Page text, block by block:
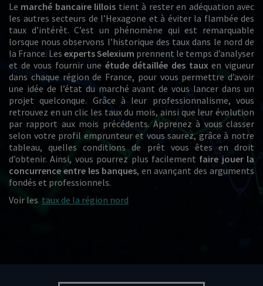
Le marché bancaire lillois tient à rester en adéquation avec
les autres secteurs de l’Hexagone et à éviter la flambée des
taux d’intérêt. C’est un phénomène qui est remarquable
lorsque nous observons l’historique des taux dans le nord de
la France. Les experts Selexium prennent le temps d’analyser
et de vous fournir une étude détaillée des taux en vigueur
dans chaque région de France, pour vous permettre d’avoir
une idée de l’état du marché avant de vous lancer dans un
projet quelconque. Grâce à leur professionnalisme, vous
retrouvez en un clic les taux du mois, ainsi que leur évolution
par rapport aux mois précédents. Apprenez à vous classer
selon votre profil emprunteur et vous saurez, grâce à notre
tableau, quelles conditions de prêt vous êtes en droit
d’obtenir. Ainsi, vous pourrez plus facilement faire jouer la
concurrence entre les banques, en avançant des arguments
fondés et professionnels.
Voir les taux de la région nord